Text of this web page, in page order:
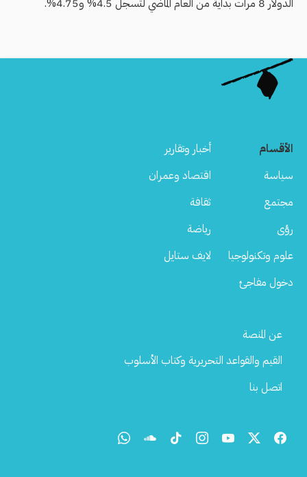
الأقسام
أخبار وتقارير
سياسة
اقتصاد وعمران
مجتمع
ثقافة
رؤى
رياضة
علوم وتكنولوجيا
لايف ستايل
دخول مفاجئ
Footer
عن المنصة
القيم والقواعد التحريرية وكتاب الأسلوب
اتصل بنا